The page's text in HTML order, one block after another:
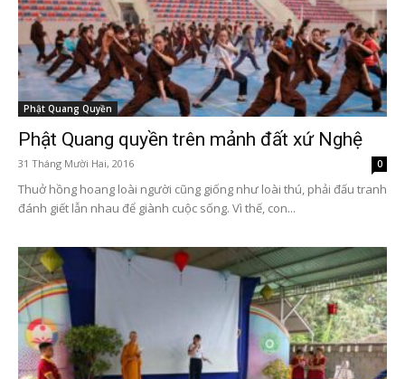
Phật Quang Quyền
Phật Quang quyền trên mảnh đất xứ Nghệ
31 Tháng Mười Hai, 2016 0
Thuở hồng hoang loài người cũng giống như loài thú, phải đấu tranh
đánh giết lẫn nhau để giành cuộc sống. Vì thế, con...